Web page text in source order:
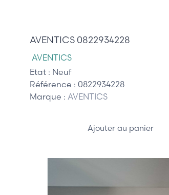
AVENTICS 0822934228
AVENTICS
Etat : Neuf
Référence : 0822934228
Marque : AVENTICS
Ajouter au panier